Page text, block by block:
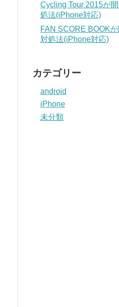
Cycling Tour 2015が
処法(iPhone対応)
FAN SCORE BOOK
対処法(iPhone対応)
カテゴリー
android
iPhone
未分類